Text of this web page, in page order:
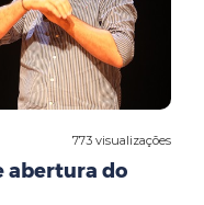
773 visualizações
abertura do